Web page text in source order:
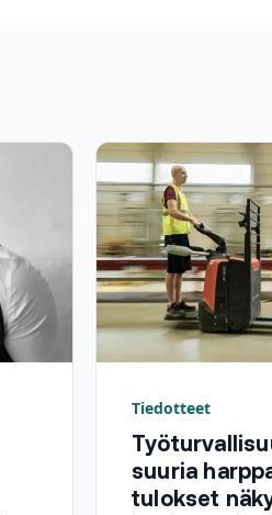
Tiedotteet
suuria
tulokset